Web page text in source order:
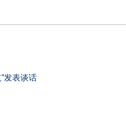
发表谈话